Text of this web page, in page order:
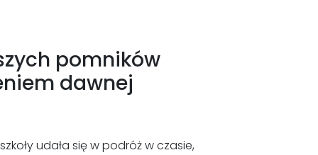
pomników
dawnej
udała się w podróż w czasie,